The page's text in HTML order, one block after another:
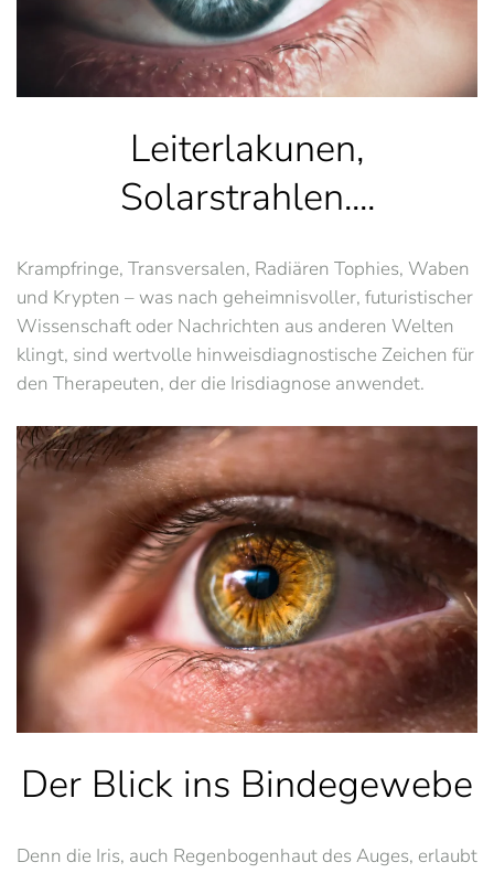
Leiterlakunen,
Solarstrahlen....
Krampfringe, Transversalen, Radiären Tophies, Waben
und Krypten – was nach geheimnisvoller, futuristischer
Wissenschaft oder Nachrichten aus anderen Welten
klingt, sind wertvolle hinweisdiagnostische Zeichen für
den Therapeuten, der die Irisdiagnose anwendet.
Der Blick ins Bindegewebe
Denn die Iris, auch Regenbogenhaut des Auges, erlaubt